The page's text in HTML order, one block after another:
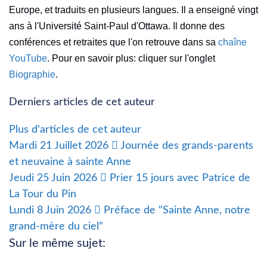
Europe, et traduits en plusieurs langues. Il a enseigné vingt
ans à l'Université Saint-Paul d'Ottawa. Il donne des
conférences et retraites que l'on retrouve dans sa chaîne
YouTube. Pour en savoir plus: cliquer sur l'onglet
Biographie.
Derniers articles de cet auteur
Plus d'articles de cet auteur
Mardi 21 Juillet 2026
Journée des grands-parents
et neuvaine à sainte Anne
Jeudi 25 Juin 2026
Prier 15 jours avec Patrice de
La Tour du Pin
Lundi 8 Juin 2026
Préface de "Sainte Anne, notre
grand-mère du ciel"
Sur le même sujet: